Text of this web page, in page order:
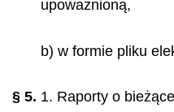
upoważnioną,
b) w formie pliku
§ 5. 1. Raporty o